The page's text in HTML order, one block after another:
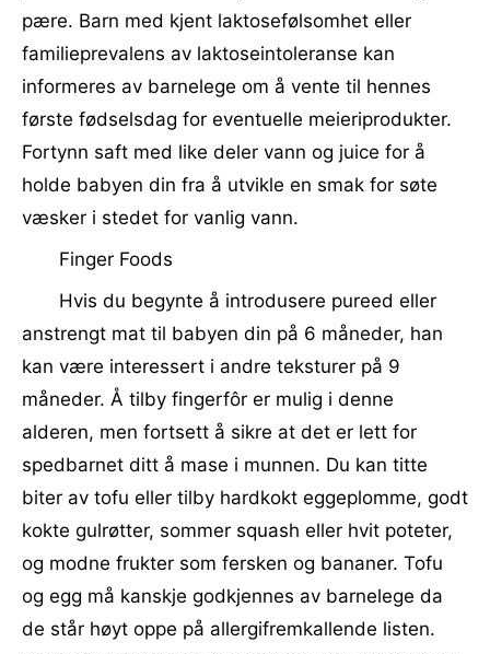
pære. Barn med kjent laktosefølsomhet eller
familieprevalens av laktoseintoleranse kan
informeres av barnelege om å vente til hennes
første fødselsdag for eventuelle meieriprodukter.
Fortynn saft med like deler vann og juice for å
holde babyen din fra å utvikle en smak for søte
væsker i stedet for vanlig vann.
Finger Foods
Hvis du begynte å introdusere pureed eller
anstrengt mat til babyen din på 6 måneder, han
kan være interessert i andre teksturer på 9
måneder. Å tilby fingerfôr er mulig i denne
alderen, men fortsett å sikre at det er lett for
spedbarnet ditt å mase i munnen. Du kan titte
biter av tofu eller tilby hardkokt eggeplomme, godt
kokte gulrøtter, sommer squash eller hvit poteter,
og modne frukter som fersken og bananer. Tofu
og egg må kanskje godkjennes av barnelege da
de står høyt oppe på allergifremkallende listen.